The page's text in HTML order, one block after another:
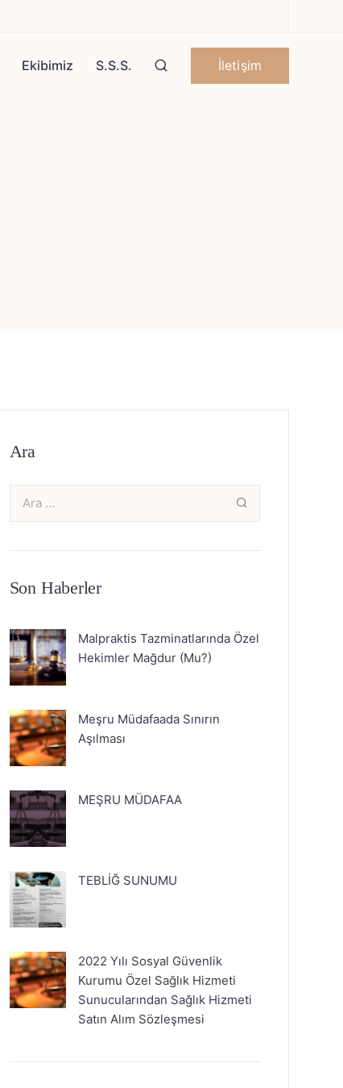
Ekibimiz S.S.S. İletişim
Ara
Son Haberler
Malpraktis Tazminatlarında Özel
Hekimler Mağdur (Mu?)
Meşru Müdafaada Sınırın
Aşılması
MEŞRU MÜDAFAA
TEBLİĞ SUNUMU
2022 Yılı Sosyal Güvenlik
Kurumu Özel Sağlık Hizmeti
Sunucularından Sağlık Hizmeti
Satın Alım Sözleşmesi